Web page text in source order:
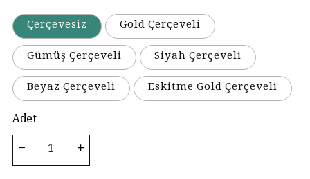
Çerçevesiz
Gold Çerçeveli
Gümüş Çerçeveli
Siyah Çerçeveli
Beyaz Çerçeveli
Eskitme Gold Çerçeveli
Adet